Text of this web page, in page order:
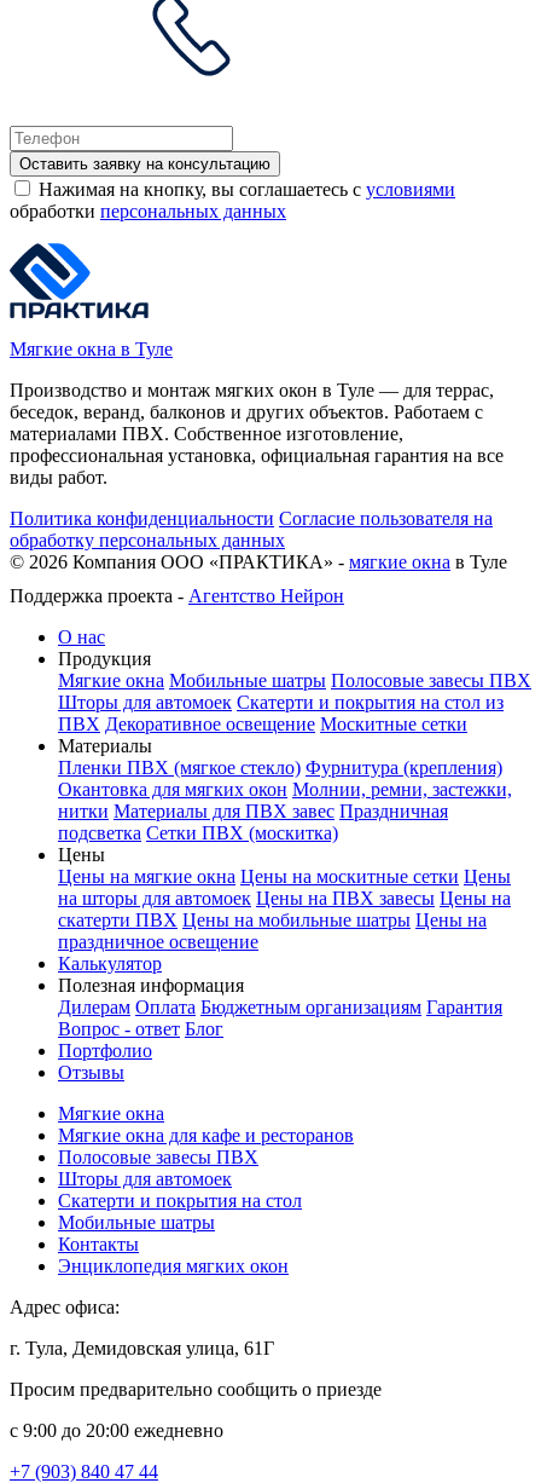
Оставить заявку на консультацию
Нажимая на кнопку, вы соглашаетесь с условиями
обработки персональных данных
Мягкие окна в Туле
Производство и монтаж мягких окон в Туле — для террас,
беседок, веранд, балконов и других объектов. Работаем с
материалами ПВХ. Собственное изготовление,
профессиональная установка, официальная гарантия на все
виды работ.
Политика конфиденциальности Согласие пользователя на
обработку персональных данных
© 2026 Компания ООО «ПРАКТИКА» - мягкие окна в Туле
Поддержка проекта - Агентство Нейрон
О нас
Продукция
Мягкие окна Мобильные шатры Полосовые завесы ПВХ
Шторы для автомоек Скатерти и покрытия на стол из
ПВХ Декоративное освещение Москитные сетки
Материалы
Пленки ПВХ (мягкое стекло) Фурнитура (крепления)
Окантовка для мягких окон Молнии, ремни, застежки,
нитки Материалы для ПВХ завес Праздничная
подсветка Сетки ПВХ (москитка)
Цены
Цены на мягкие окна Цены на москитные сетки Цены
на шторы для автомоек Цены на ПВХ завесы Цены на
скатерти ПВХ Цены на мобильные шатры Цены на
праздничное освещение
Калькулятор
Полезная информация
Дилерам Оплата Бюджетным организациям Гарантия
Вопрос - ответ Блог
Портфолио
Отзывы
Мягкие окна
Мягкие окна для кафе и ресторанов
Полосовые завесы ПВХ
Шторы для автомоек
Скатерти и покрытия на стол
Мобильные шатры
Контакты
Энциклопедия мягких окон
Адрес офиса:
г. Тула, Демидовская улица, 61Г
Просим предварительно сообщить о приезде
c 9:00 до 20:00 ежедневно
+7 (903) 840 47 44